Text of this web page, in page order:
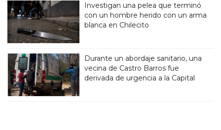
Investigan una pelea que terminó
con un hombre herido con un arma
blanca en Chilecito
Durante un abordaje sanitario, una
vecina de Castro Barros fue
derivada de urgencia a la Capital